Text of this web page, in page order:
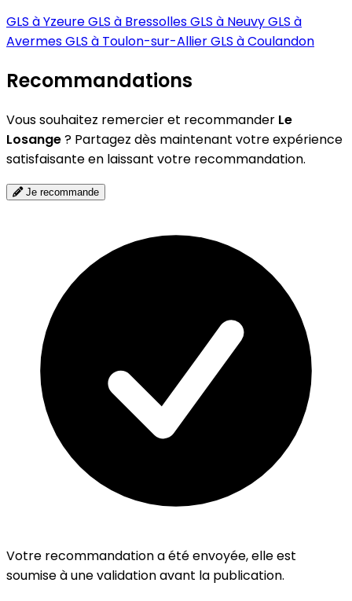
GLS à YzeureGLS à BressollesGLS à NeuvyGLS à
AvermesGLS à Toulon-sur-AllierGLS à Coulandon
Recommandations
Vous souhaitez remercier et recommander Le
Losange? Partagez dès maintenant votre expérience
satisfaisante en laissant votre recommandation.
Je recommande
Votre recommandation a été envoyée, elle est
soumise à une validation avant la publication.